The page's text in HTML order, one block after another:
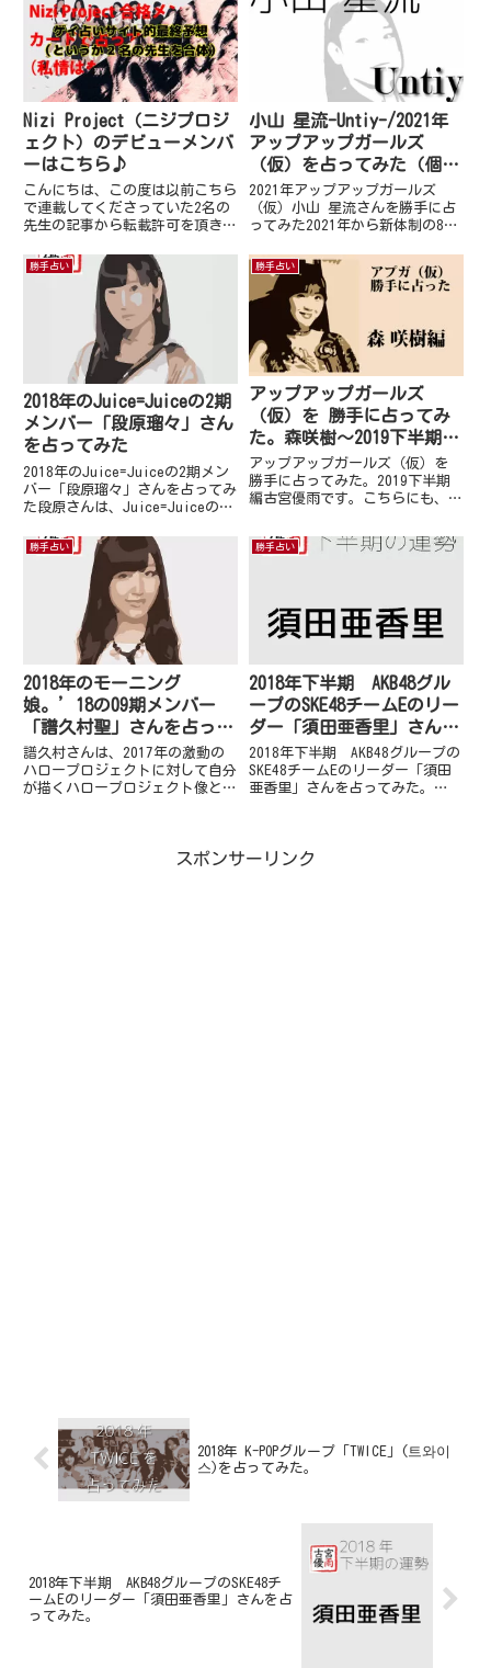
Nizi Project（ニジプロジ
ェクト）のデビューメンバ
ーはこちら♪
こんにちは、この度は以前こちら
で連載してくださっていた2名の
先生の記事から転載許可を頂き、
ジプロジェクト）のデビューメン
バーはこちら♪」をお伝えしま
す。ただお二人の合格者を合わせ
ただけですが…メンバー...
小山 星流-Untiy-/2021年
アップアップガールズ
（仮）を占ってみた（個
別）
2021年アップアップガールズ
（仮）小山 星流さんを勝手に占
ってみた2021年から新体制の8名
ルズ（仮）メンバーは…関根梓古
谷柚里花鈴木芽生菜工藤菫鈴木あ
ゆ小山星流青柳佑芽住田悠華とな
っています。敬称略させてい...
勝手占い
2018年のJuice=Juiceの2期
メンバー「段原瑠々」さん
を占ってみた
2018年のJuice=Juiceの2期メン
バー「段原瑠々」さんを占ってみ
た段原さんは、Juice=Juiceの新
初は、段原さん自身別のユニット
に入りたいという気持ちが強かっ
たように伺えます。現在は、
勝手占い
アップアップガールズ
（仮）を 勝手に占ってみ
た。森咲樹～2019下半期編
～
アップアップガールズ（仮）を
勝手に占ってみた。2019下半期
編古宮優雨です。こちらにも、専
がほしいと要望を受け…久しぶり
にハロープロジェクト以外のアイ
勝手占い
2018年のモーニング
娘。’18の09期メンバー
「譜久村聖」さんを占って
みた
譜久村さんは、2017年の激動の
ハロープロジェクトに対して自分
が描くハロープロジェクト像との
ることができ、いつもどおりのゆ
勝手占い
2018年下半期 AKB48グル
ープのSKE48チームEのリー
ダー「須田亜香里」さんを
占ってみた。
2018年下半期 AKB48グループの
SKE48チームEのリーダー「須田
亜香里」さんを占ってみた。
ん、こんにちは、古宮優雨です。
スポンサーリンク
2018年 K-POPグループ「TWICE」(트와이
스)を占ってみた。
2018年下半期 AKB48グループのSKE48チ
ームEのリーダー「須田亜香里」さんを占
ってみた。